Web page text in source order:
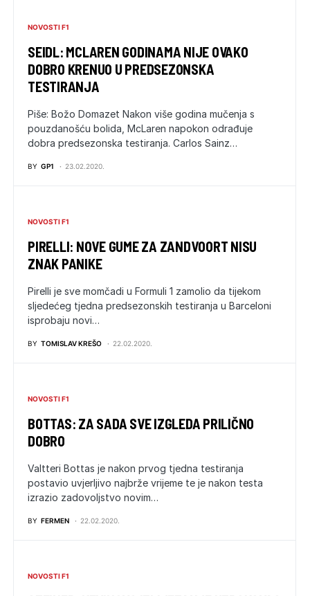
NOVOSTI F1
SEIDL: MCLAREN GODINAMA NIJE OVAKO
DOBRO KRENUO U PREDSEZONSKA
TESTIRANJA
Piše: Božo Domazet Nakon više godina mučenja s
pouzdanošću bolida, McLaren napokon odrađuje
dobra predsezonska testiranja. Carlos Sainz…
BY GP1 23.02.2020.
NOVOSTI F1
PIRELLI: NOVE GUME ZA ZANDVOORT NISU
ZNAK PANIKE
Pirelli je sve momčadi u Formuli 1 zamolio da tijekom
sljedećeg tjedna predsezonskih testiranja u Barceloni
isprobaju novi…
BY TOMISLAV KREŠO 22.02.2020.
NOVOSTI F1
BOTTAS: ZA SADA SVE IZGLEDA PRILIČNO
DOBRO
Valtteri Bottas je nakon prvog tjedna testiranja
postavio uvjerljivo najbrže vrijeme te je nakon testa
izrazio zadovoljstvo novim…
BY FERMEN 22.02.2020.
NOVOSTI F1